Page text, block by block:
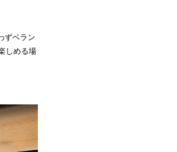
ずベラン
しめる場